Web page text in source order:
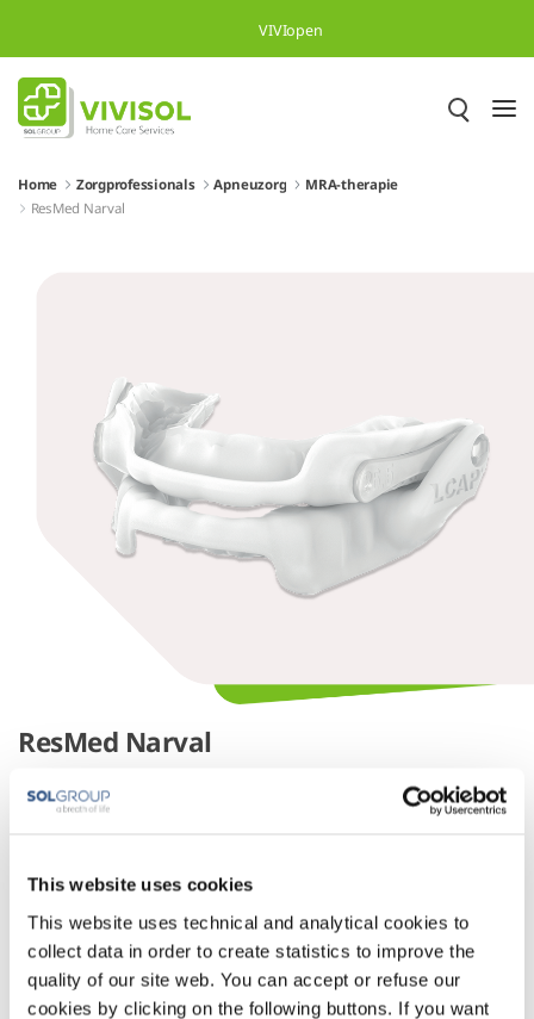
This website uses cookies
This website uses technical and analytical cookies to
collect data in order to create statistics to improve the
quality of our site web. You can accept or refuse our
cookies by clicking on the following buttons. If you want
Overslaan en naar hoofdinhoud gaan
VIVIopen
Home Zorgprofessionals Apneuzorg
MRA-therapie
ResMed Narval
ResMed Narval
De ResMed Narval heeft door het gebruik van
geavanceerde technieken een bijzonder licht en dun
Hierdoor ervaren patiënten de pasvorm als natuurlijk.
De kleinste MRA-beugel
Digitale scantechnologie
3D-printtechnologie